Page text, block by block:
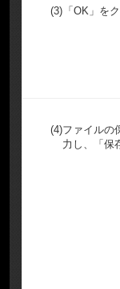
(3) 「OK」を
(4)ファイルの
力し、「保